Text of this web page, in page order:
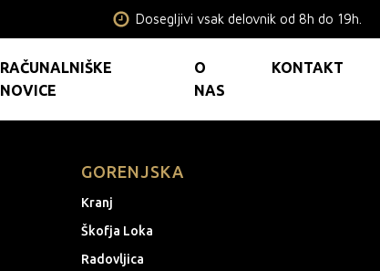
Dosegljivi vsak delovnik od 8h do 19h.
RAČUNALNIŠKE
NOVICE
O
NAS
KONTAKT
GORENJSKA
Kranj
Škofja Loka
Radovljica